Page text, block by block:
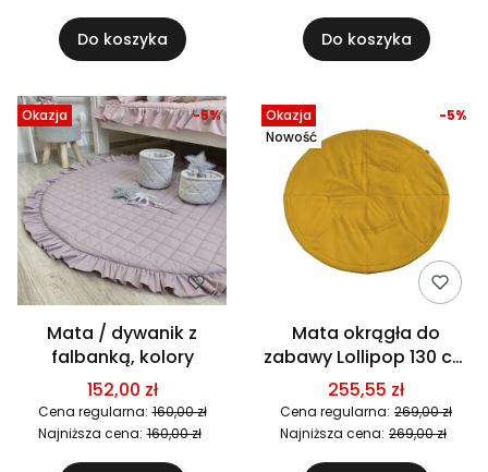
Do koszyka Do koszyka
Okazja
Mata / dywanik z
falbanką, kolory
152,00 zł
Cena regularna: 160,00 zł
-5%
Najniższa cena: 160,00 zł
Okazja
Nowość
Mata okrągła do
zabawy Lollipop 130 cm
- Musztardowy Szenil
255,55 zł
Cena regularna: 269,00 zł
-5%
Najniższa cena: 269,00 zł